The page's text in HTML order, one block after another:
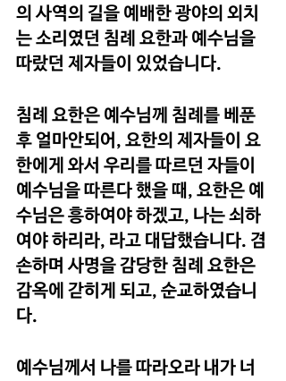
의 사역의 길을 예배한 광야의 외치
는 소리였던 침례 요한과 예수님을
따랐던 제자들이 있었습니다.
침례 요한은 예수님께 침례를 베푼
후 얼마안되어, 요한의 제자들이 요
한에게 와서 우리를 따르던 자들이
예수님을 따른다 했을 때, 요한은 예
수님은 흥하여야 하겠고, 나는 쇠하
여야 하리라, 라고 대답했습니다. 겸
손하며 사명을 감당한 침례 요한은
감옥에 갇히게 되고, 순교하였습니
다.
예수님께서 나를 따라오라 내가 너